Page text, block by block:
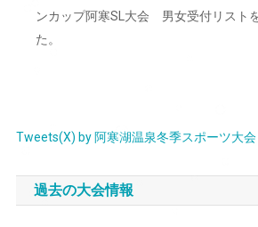
ー
ン
ンカップ阿寒SL大会 男女受付リスト
た。
Tweets(X) by 阿寒湖温泉冬季スポーツ大会
過去の大会情報